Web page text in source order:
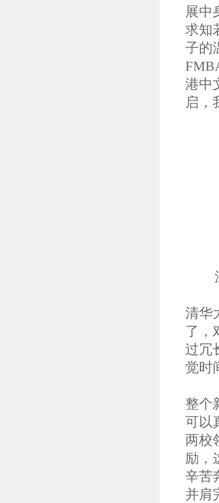
展中
求知
子的
港中
启，
清华
了，
过冗
觉时
整个
可以
两校
励，
辛苦
并肩